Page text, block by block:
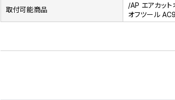
取付可能商品
/AP エアカッ
オフツール